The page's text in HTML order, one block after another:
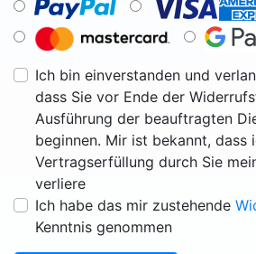
Ich bin einverstanden und
dass Sie vor Ende der
Ausführung der beauftragten
beginnen. Mir ist bekannt, dass
Vertragserfüllung durch Sie
verliere
Ich habe das mir zustehende
Kenntnis genommen